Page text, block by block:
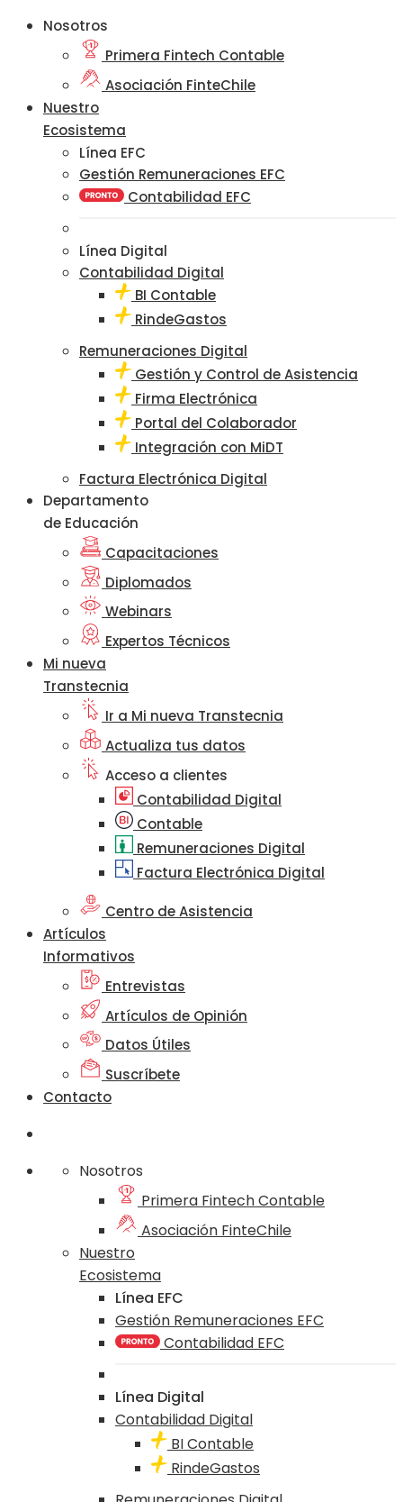
Nosotros
Primera Fintech Contable
Asociación FinteChile
Nuestro
Ecosistema
Línea EFC
Gestión Remuneraciones EFC
Contabilidad EFC
Línea Digital
Contabilidad Digital
BI Contable
RindeGastos
Remuneraciones Digital
Gestión y Control de Asistencia
Firma Electrónica
Portal del Colaborador
Integración con MiDT
Factura Electrónica Digital
Departamento
de Educación
Capacitaciones
Diplomados
Webinars
Expertos Técnicos
Mi nueva
Transtecnia
Ir a Mi nueva Transtecnia
Actualiza tus datos
Acceso a clientes
Contabilidad Digital
Contable
Remuneraciones Digital
Factura Electrónica Digital
Centro de Asistencia
Artículos
Informativos
Entrevistas
Artículos de Opinión
Datos Útiles
Suscríbete
Contacto
Nosotros
Primera Fintech Contable
Asociación FinteChile
Nuestro
Ecosistema
Línea EFC
Gestión Remuneraciones EFC
Contabilidad EFC
Línea Digital
Contabilidad Digital
BI Contable
RindeGastos